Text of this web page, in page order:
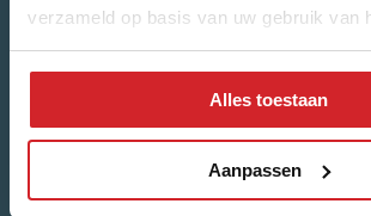
verzameld op basis van uw gebruik van
Alles toestaan
Aanpassen
Ik ga akkoord met het privacybeleid
Reviews
4,7/5540 reviews